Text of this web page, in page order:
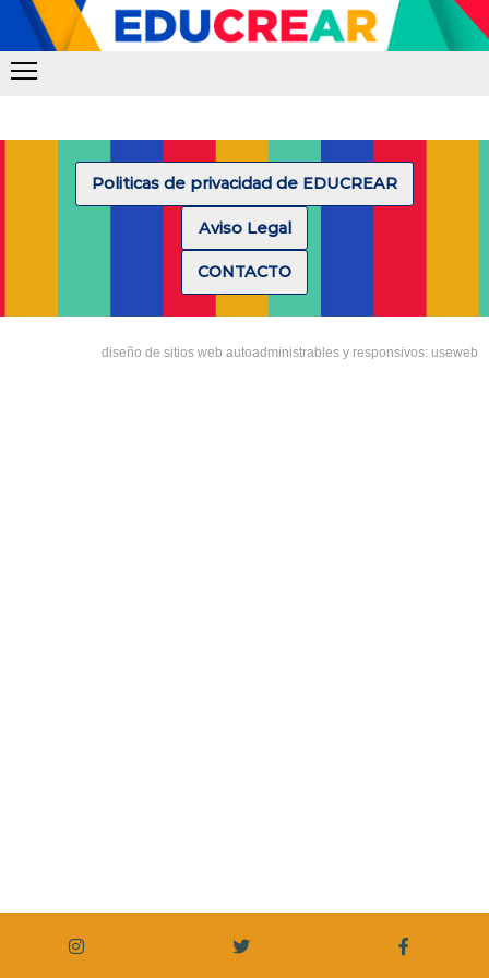
Politicas de privacidad de EDUCREAR
Aviso Legal
CONTACTO
diseño de sitios web autoadministrables y responsivos: useweb